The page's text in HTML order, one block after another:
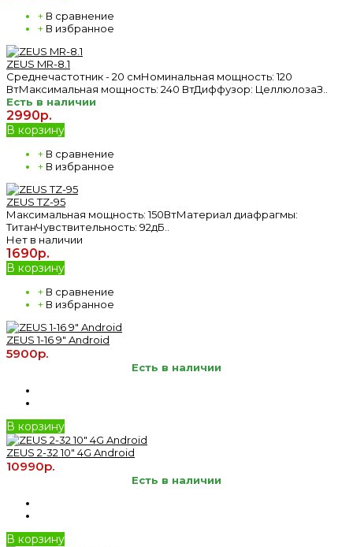
+ В сравнение
+ В избранное
ZEUS MR-8.1
Среднечастотник - 20 смНоминальная мощность: 120
ВтМаксимальная мощность: 240 ВтДиффузор: ЦеллюлозаЗ..
Есть в наличии
2990р.
В корзину
+ В сравнение
+ В избранное
ZEUS TZ-95
Максимальная мощность: 150ВтМатериал диафрагмы:
ТитанЧувствительность: 92дБ..
Нет в наличии
1690р.
В корзину
+ В сравнение
+ В избранное
ZEUS 1-16 9" Android
5900р.
Есть в наличии
В корзину
ZEUS 2-32 10" 4G Android
10990р.
Есть в наличии
В корзину